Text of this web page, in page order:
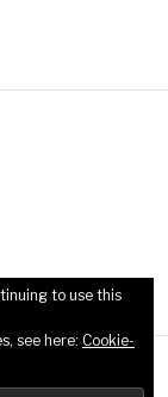
Reserved.
to use this
see here: Cookie-